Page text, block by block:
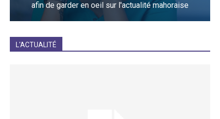
afin de garder en oeil sur l'actualité mahoraise
L'ACTUALITÉ